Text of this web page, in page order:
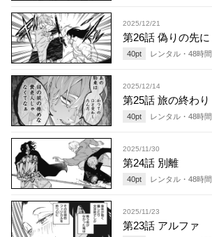
2025/12/21
第26話 偽りの先に
40pt レンタル・ 48時間
2025/12/14
第25話 旅の終わり
40pt レンタル・ 48時間
2025/11/30
第24話 別離
40pt レンタル・ 48時間
2025/11/23
第23話 アルファ